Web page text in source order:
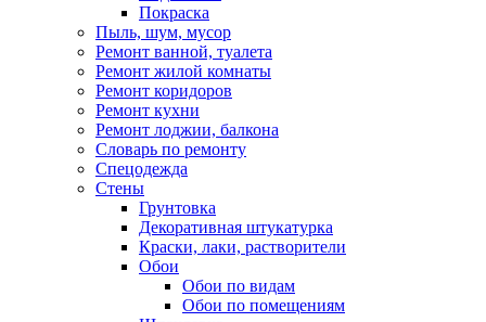
Покраска
Пыль, шум, мусор
Ремонт ванной, туалета
Ремонт жилой комнаты
Ремонт коридоров
Ремонт кухни
Ремонт лоджии, балкона
Словарь по ремонту
Спецодежда
Стены
Грунтовка
Декоративная штукатурка
Краски, лаки, растворители
Обои
Обои по видам
Обои по помещениям